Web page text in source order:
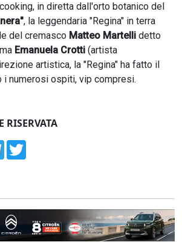
in diretta dall'orto botanico del
, la leggendaria "Regina" in terra
del cremasco Matteo Martelli detto
Emanuela Crotti (artista
artistica, la "Regina" ha fatto il
i numerosi ospiti, vip compresi.
Telegram